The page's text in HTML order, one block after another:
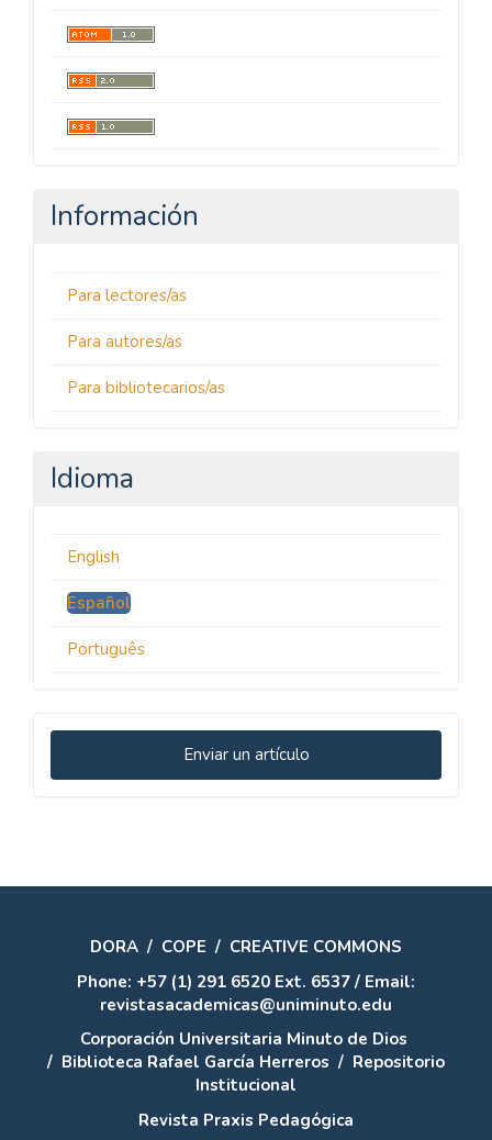
Información
Para lectores/as
Para autores/as
Para bibliotecarios/as
Idioma
English
Español
Português
Enviar
un
Enviar un artículo
DORA / COPE / CREATIVE COMMONS
Phone: +57 (1) 291 6520 Ext. 6537 / Email:
revistasacademicas@uniminuto.edu
Corporación Universitaria Minuto de Dios
/ Biblioteca Rafael García Herreros / Repositorio
Institucional
Revista Praxis Pedagógica